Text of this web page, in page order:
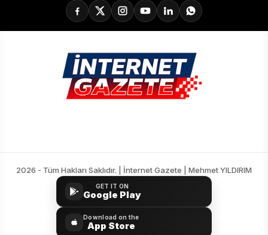
2026 - Tüm Hakları Saklıdır. | İnternet Gazete | Mehmet YILDIRIM
GET IT ON
Google Play
Download on the
App Store